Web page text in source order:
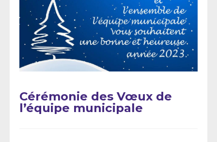
Cérémonie des Vœux de
l’équipe municipale